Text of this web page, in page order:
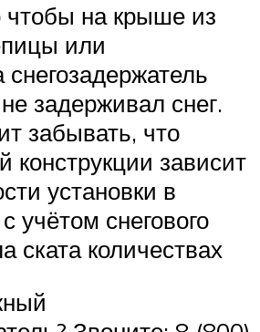
на крыше из
или
задерживал снег.
забывать, что
конструкции зависит
установки в
учётом снегового
ската количествах